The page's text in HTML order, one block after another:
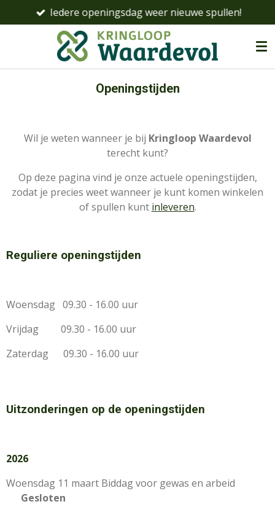
direct
Iedere openingsdag weer nieuwe spullen!
Openingstijden
Wil je weten wanneer je bij Kringloop Waardevol
terecht kunt?
Op deze pagina vind je onze actuele openingstijden,
zodat je precies weet wanneer je kunt komen winkelen
of spullen kunt inleveren.
Reguliere openingstijden
Woensdag 09.30 - 16.00 uur
Vrijdag 09.30 - 16.00 uur
Zaterdag 09.30 - 16.00 uur
Uitzonderingen op de openingstijden
2026
Woensdag 11 maart Biddag voor gewas en arbeid
Gesloten